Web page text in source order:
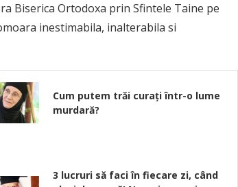
Biserica Ortodoxa prin Sfintele Taine pe
inestimabila, inalterabila si
Cum putem trăi curaţi într-o lume
murdară?
3 lucruri să faci în fiecare zi, când